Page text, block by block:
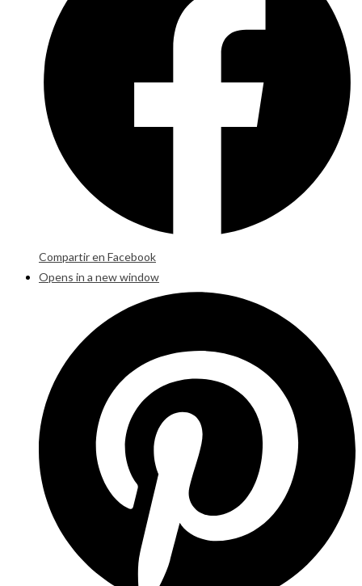
Compartir en Facebook
Opens in a new window